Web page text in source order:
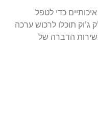
כדי לטפל
ג’וק תוכלו לרכוש ערכה
הדברה של